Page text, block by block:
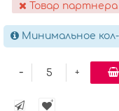
Товар партнера
Минимальное
+
-